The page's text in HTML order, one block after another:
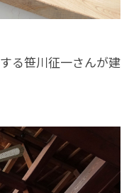
る笹川征一さんが建